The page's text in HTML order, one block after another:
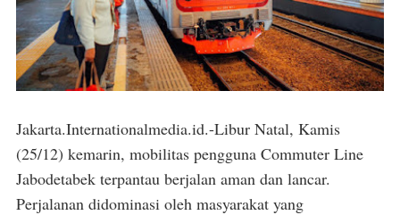
Jakarta.Internationalmedia.id.-Libur Natal, Kamis
(25/12) kemarin, mobilitas pengguna Commuter Line
Jabodetabek terpantau berjalan aman dan lancar.
Perjalanan didominasi oleh masyarakat yang